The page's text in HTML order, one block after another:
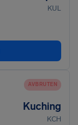
KUL
AVBRUTEN
Kuching
KCH